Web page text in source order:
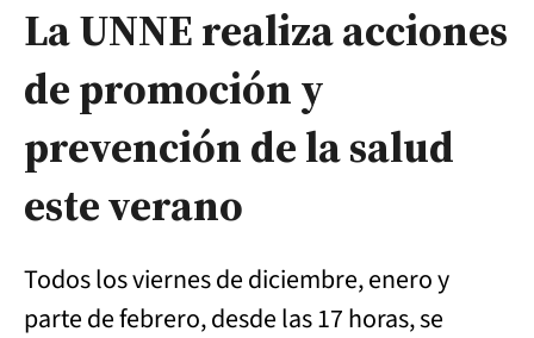
La UNNE realiza acciones
de promoción y
prevención de la salud
este verano
Todos los viernes de diciembre, enero y
parte de febrero, desde las 17 horas, se